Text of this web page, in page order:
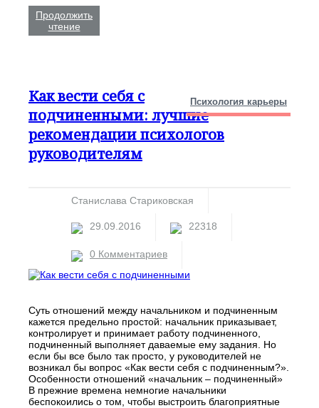
Продолжить
чтение
Как вести себя с
подчиненными: лучшие
рекомендации психологов
руководителям
Психология карьеры
Станислава Стариковская
29.09.2016 22318
0 Комментариев
Суть отношений между начальником и подчиненным
кажется предельно простой: начальник приказывает,
контролирует и принимает работу подчиненного,
подчиненный выполняет даваемые ему задания. Но
если бы все было так просто, у руководителей не
возникал бы вопрос «Как вести себя с подчиненным?».
Особенности отношений «начальник – подчиненный»
В прежние времена немногие начальники
беспокоились о том, чтобы выстроить благоприятные